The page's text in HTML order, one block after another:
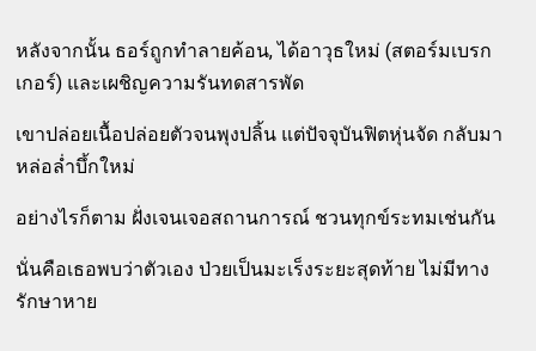
หลังจากนั้น ธอร์ถูกทำลายค้อน, ได้อาวุธใหม่ (สตอร์มเบรก
เกอร์) และเผชิญความรันทดสารพัด
เขาปล่อยเนื้อปล่อยตัวจนพุงปลิ้น แต่ปัจจุบันฟิตหุ่นจัด กลับมา
หล่อล่ำบึ้กใหม่
อย่างไรก็ตาม ฝั่งเจนเจอสถานการณ์ ชวนทุกข์ระทมเช่นกัน
นั่นคือเธอพบว่าตัวเอง ป่วยเป็นมะเร็งระยะสุดท้าย ไม่มีทาง
รักษาหาย